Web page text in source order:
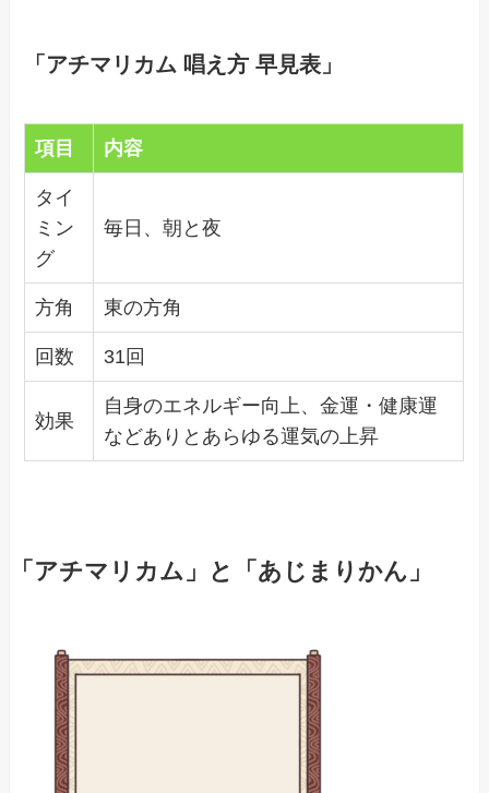
「アチマリカム 唱え方 早見表」
項目 内容
タイ
ミン
グ
毎日、朝と夜
方角 東の方角
回数 31回
効果
自身のエネルギー向上、金運・健康運
などありとあらゆる運気の上昇
「アチマリカム」と「あじまりかん」